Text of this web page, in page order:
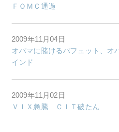
ＦＯＭＣ通過
2009年11月04日
オバマに賭けるバフェット、オ
インド
2009年11月02日
ＶＩＸ急騰 ＣＩＴ破たん